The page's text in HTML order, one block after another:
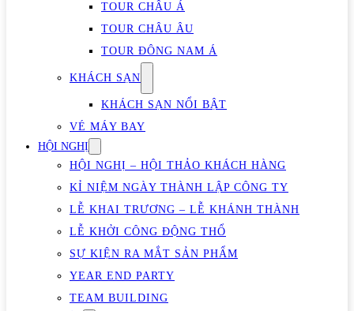
TOUR CHÂU Á
TOUR CHÂU ÂU
TOUR ĐÔNG NAM Á
KHÁCH SẠN
KHÁCH SẠN NỔI BẬT
VÉ MÁY BAY
HỘI NGHỊ
HỘI NGHỊ – HỘI THẢO KHÁCH HÀNG
KỈ NIỆM NGÀY THÀNH LẬP CÔNG TY
LỄ KHAI TRƯƠNG – LỄ KHÁNH THÀNH
LỄ KHỞI CÔNG ĐỘNG THỔ
SỰ KIỆN RA MẮT SẢN PHẨM
YEAR END PARTY
TEAM BUILDING